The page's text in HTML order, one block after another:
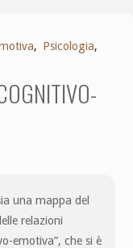
, Psicologia,
una mappa del
relazioni
emotiva”, che si è